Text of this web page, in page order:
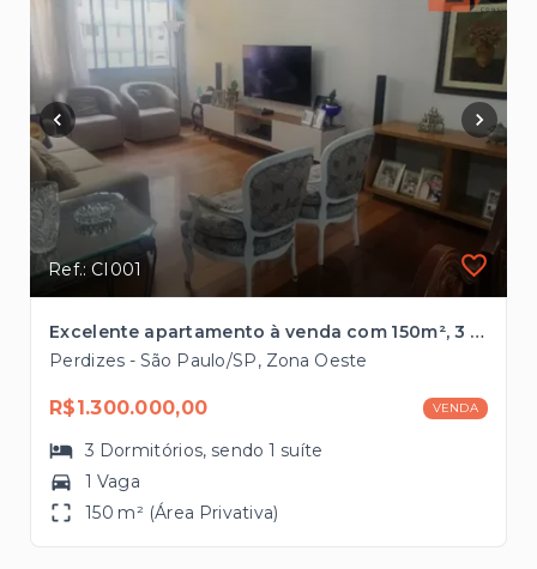
Ref.: CI001
Excelente apartamento à venda com 150m², 3 dormitórios, próximo à futura estação de Metrô em Perdizes
Perdizes - São Paulo/SP, Zona Oeste
R$1.300.000,00 VENDA
3 Dormitórios, sendo1 suíte
1 Vaga
150 m² (Área Privativa)